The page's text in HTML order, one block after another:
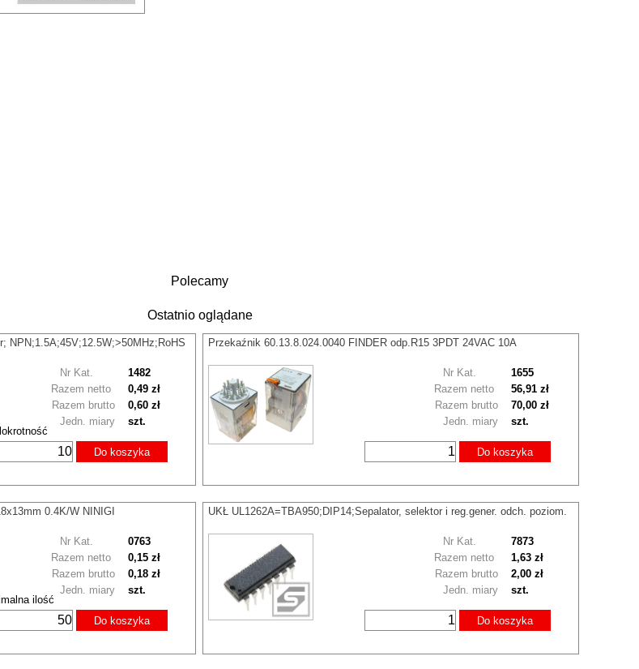
Polecamy
Ostatnio oglądane
NPN;1.5A;45V;12.5W;>50MHz;RoHS
Nr Kat. 1482
Razem brutto 0,60 zł
Razem netto 0,49 zł
Jedn. miary szt.
Do koszyka
Przekaźnik 60.13.8.024.0040 FINDER odp.R15 3PDT 24VAC 10A
Nr Kat. 1655
Razem brutto 70,00 zł
Razem netto 56,91 zł
Jedn. miary szt.
Do koszyka
0.4K/W NINIGI
ilość
Nr Kat. 0763
Razem brutto 0,18 zł
Razem netto 0,15 zł
Jedn. miary szt.
Do koszyka
UKŁ UL1262A=TBA950;DIP14;Sepalator, selektor i reg.gener. odch. poziom.
Nr Kat. 7873
Razem brutto 2,00 zł
Razem netto 1,63 zł
Jedn. miary szt.
Do koszyka